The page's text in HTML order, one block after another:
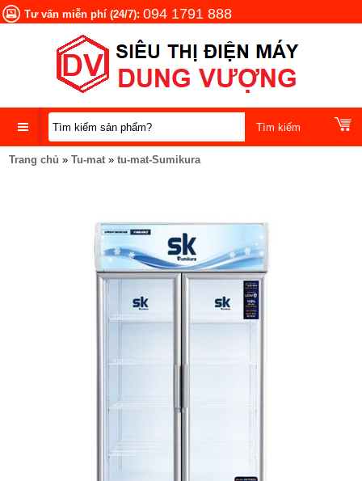
Tư vấn miễn phí (24/7): 094 1791 888
DANH
Trang chủ » Tu-mat » tu-mat-Sumikura